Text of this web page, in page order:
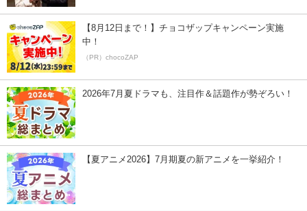
【8月12日まで！】チョコザップキャンペーン実施
中！
（PR）chocoZAP
2026年7月夏ドラマも、注目作＆話題作が勢ぞろい！
【夏アニメ2026】7月期夏の新アニメを一挙紹介！